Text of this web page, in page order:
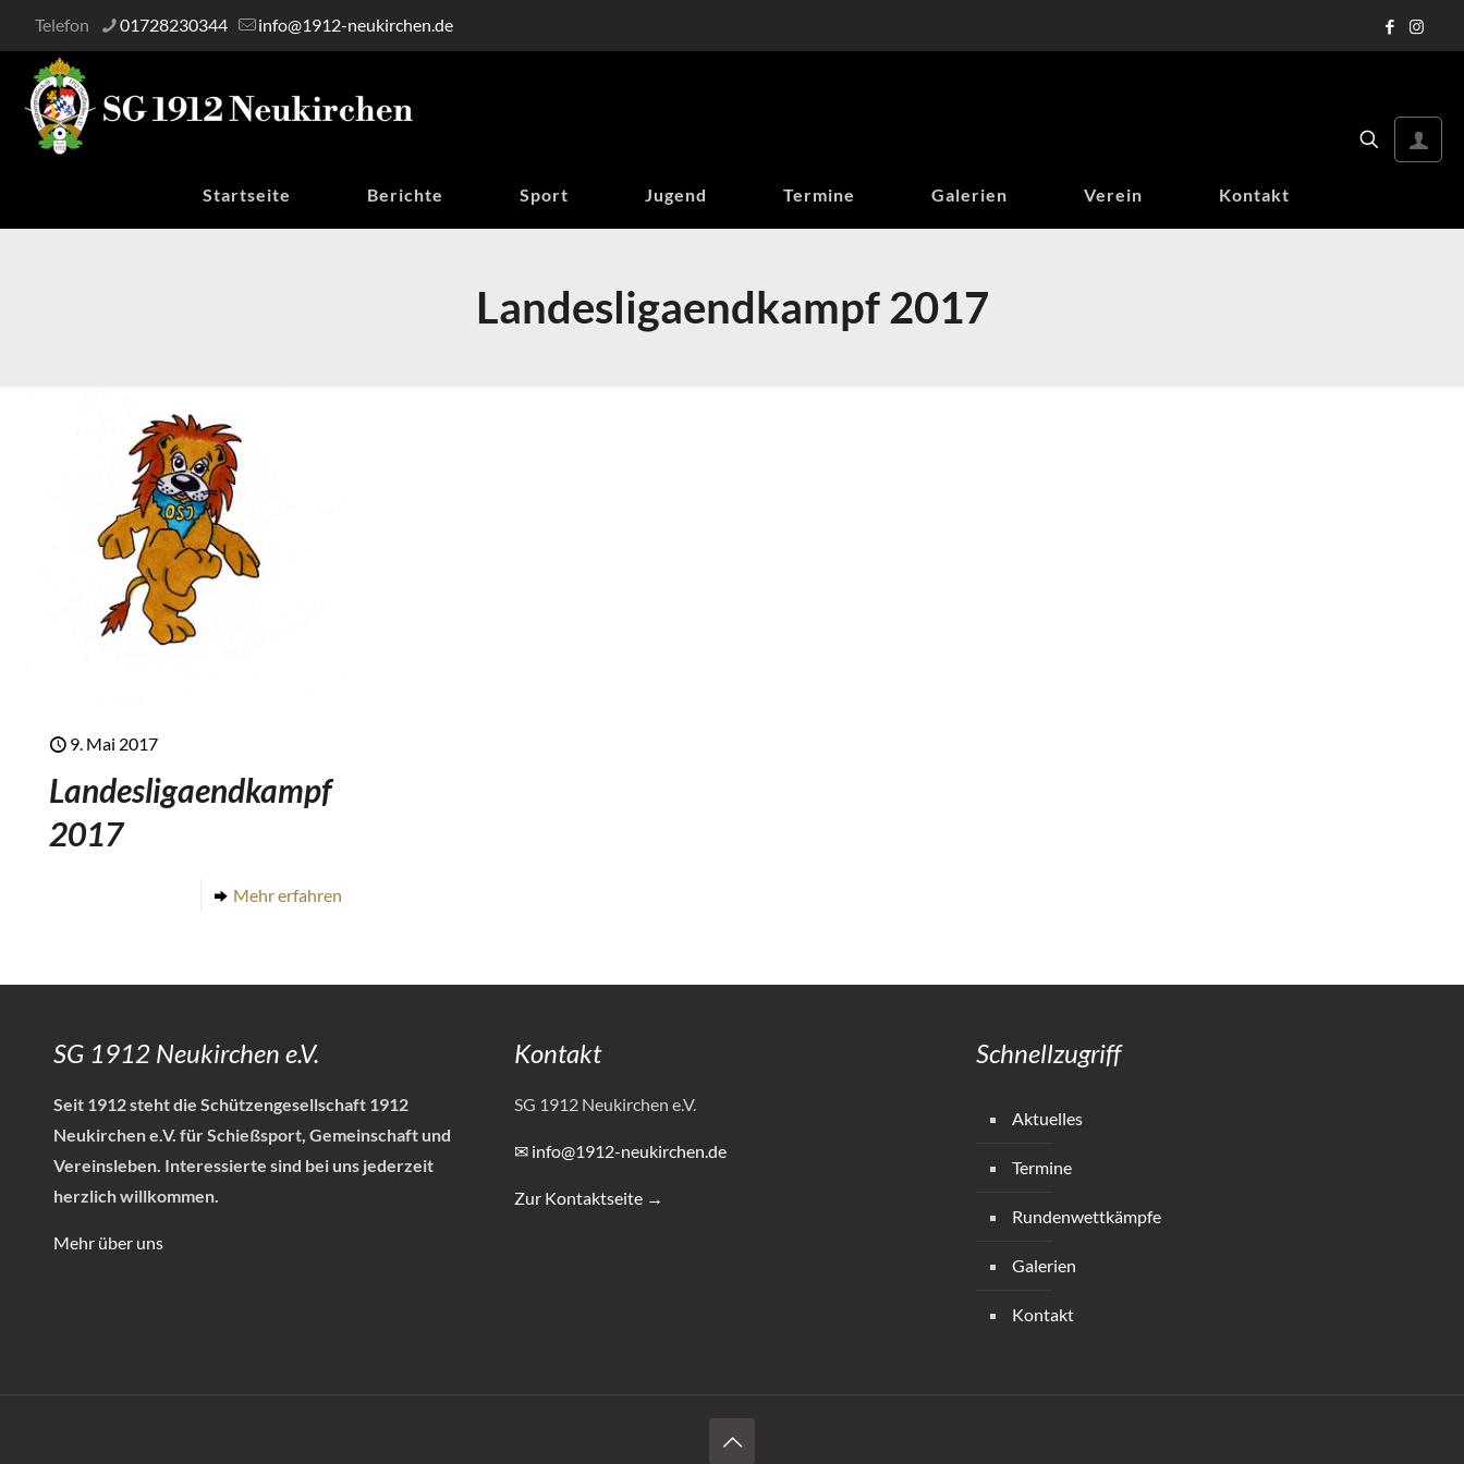
Telefon 01728230344 info@1912-neukirchen.de
Startseite Berichte Sport Jugend Termine Galerien Verein Kontakt
Landesligaendkampf 2017
9. Mai 2017
Landesligaendkampf
2017
Mehr erfahren
SG 1912 Neukirchen e.V.
Seit 1912 steht die Schützengesellschaft 1912
Neukirchen e.V. für Schießsport, Gemeinschaft und
Vereinsleben. Interessierte sind bei uns jederzeit
herzlich willkommen.
Mehr über uns
Kontakt
SG 1912 Neukirchen e.V.
✉ info@1912-neukirchen.de
Zur Kontaktseite →
Schnellzugriff
Aktuelles
Termine
Rundenwettkämpfe
Galerien
Kontakt